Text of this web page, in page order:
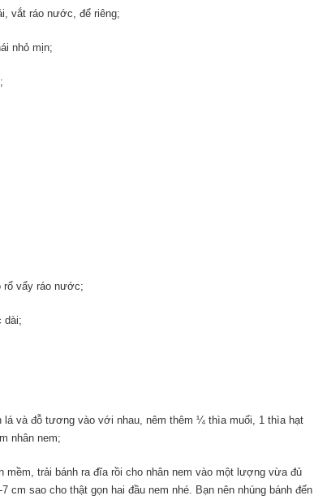
vắt ráo nước, để riêng;
nhỏ mịn;
rổ vẩy ráo nước;
dài;
lá và đỗ tương vào với nhau, nêm thêm ¼ thìa muối, 1 thìa hạt
nhân nem;
trải bánh ra đĩa rồi cho nhân nem vào một lượng vừa đủ
cm sao cho thật gọn hai đầu nem nhé. Bạn nên nhúng bánh đến